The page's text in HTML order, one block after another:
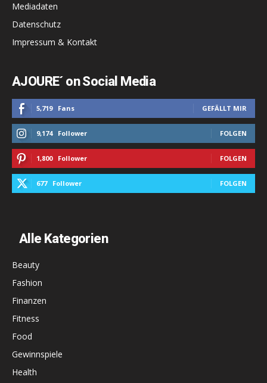
Mediadaten
Datenschutz
Impressum & Kontakt
AJOURE´ on Social Media
5,719 Fans GEFÄLLT MIR
9,174 Follower FOLGEN
1,800 Follower FOLGEN
677 Follower FOLGEN
Alle Kategorien
Beauty
Fashion
Finanzen
Fitness
Food
Gewinnspiele
Health